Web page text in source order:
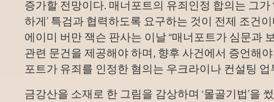
증가할 전망이다. 매너포트의 유죄인정 합의는 그가
하게’ 특검과 협력하도록 요구하는 것이 전제 조건
에이미 버만 잭슨 판사는 이날 “매너포트가 심문과
관련 문건을 제공해야 하며, 향후 사건에서 증언해
포트가 유죄를 인정한 혐의는 우크라이나 컨설팅
금강산을 소재로 한 그림을 감상하며 ‘몰골기법’을